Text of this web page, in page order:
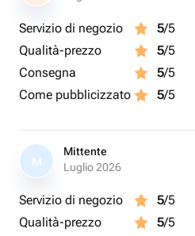
Servizio di negozio 5/5
Qualità-prezzo
5/5
Consegna
5/5
Come pubblicizzato
5/5
M
Mittente
Luglio 2026
Servizio di negozio 5/5
Qualità-prezzo
5/5